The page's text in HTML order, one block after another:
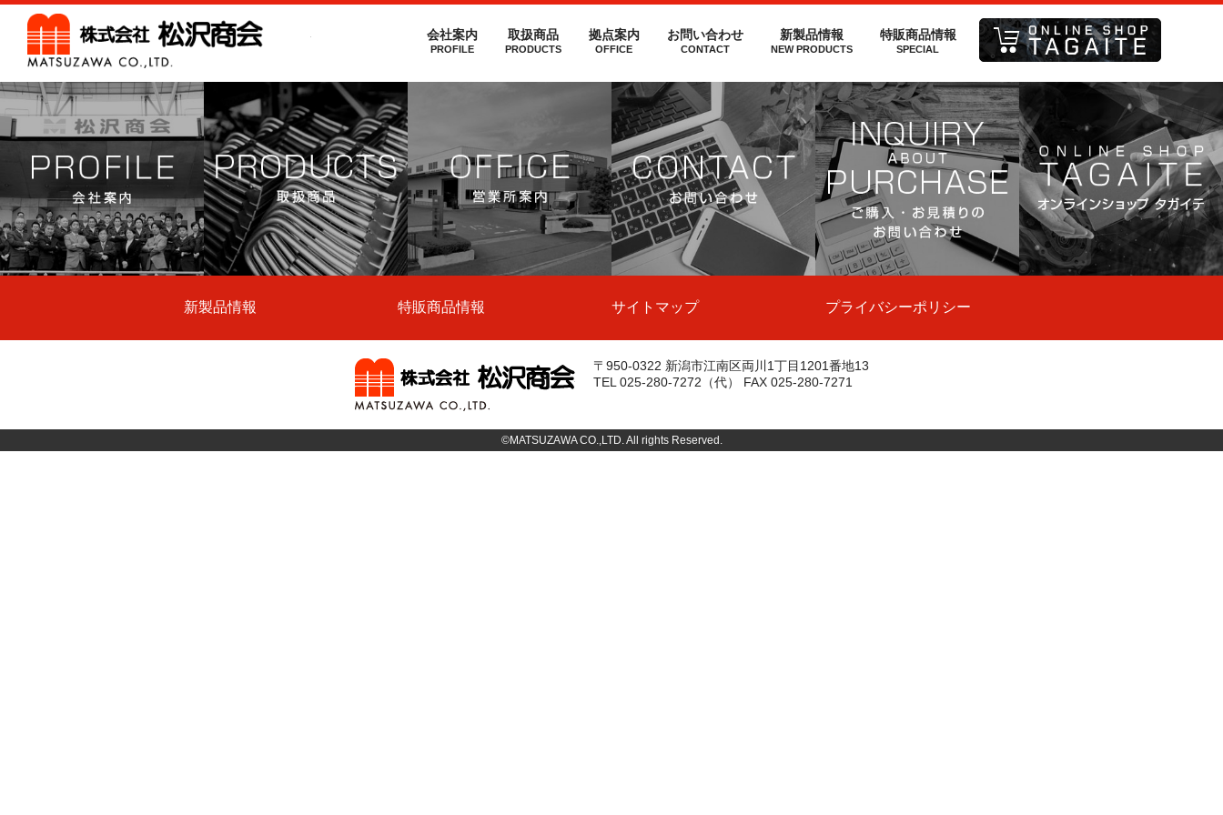
株式会社松沢商会MATSUZAWA CO.,LTD.
会社案内
PROFILE
取扱商品
PRODUCTS
拠点案内
OFFICE
お問い合わせ
CONTACT
新製品情報
NEW PRODUCTS
特販商品情報
SPECIAL
新製品情報 特販商品情報 サイトマップ プライバシーポリシー
株式会社松沢商会MATSUZAWA CO.,LTD.
〒950-0322 新潟市江南区両川1丁目1201番地13
TEL 025-280-7272（代）
FAX 025-280-7271
©MATSUZAWA CO.,LTD. All rights Reserved.